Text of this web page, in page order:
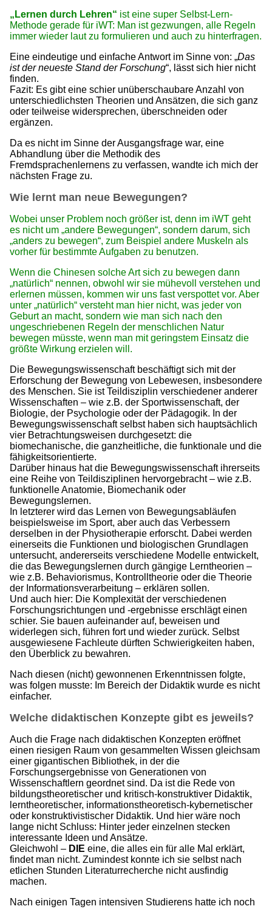
„Lernen durch Lehren“ ist eine super Selbst-Lern-
Methode gerade für iWT: Man ist gezwungen, alle Regeln
immer wieder laut zu formulieren und auch zu hinterfragen.
Eine eindeutige und einfache Antwort im Sinne von: „Das
ist der neueste Stand der Forschung“, lässt sich hier nicht
finden.
Fazit: Es gibt eine schier unüberschaubare Anzahl von
unterschiedlichsten Theorien und Ansätzen, die sich ganz
oder teilweise widersprechen, überschneiden oder
ergänzen.
Da es nicht im Sinne der Ausgangsfrage war, eine
Abhandlung über die Methodik des
Fremdsprachenlernens zu verfassen, wandte ich mich der
nächsten Frage zu.
Wie lernt man neue Bewegungen?
Wobei unser Problem noch größer ist, denn im iWT geht
es nicht um „andere Bewegungen“, sondern darum, sich
„anders zu bewegen“, zum Beispiel andere Muskeln als
vorher für bestimmte Aufgaben zu benutzen.
Wenn die Chinesen solche Art sich zu bewegen dann
„natürlich“ nennen, obwohl wir sie mühevoll verstehen und
erlernen müssen, kommen wir uns fast verspottet vor. Aber
unter „natürlich“ versteht man hier nicht, was jeder von
Geburt an macht, sondern wie man sich nach den
ungeschriebenen Regeln der menschlichen Natur
bewegen müsste, wenn man mit geringstem Einsatz die
größte Wirkung erzielen will.
Die Bewegungswissenschaft beschäftigt sich mit der
Erforschung der Bewegung von Lebewesen, insbesondere
des Menschen. Sie ist Teildisziplin verschiedener anderer
Wissenschaften – wie z.B. der Sportwissenschaft, der
Biologie, der Psychologie oder der Pädagogik. In der
Bewegungswissenschaft selbst haben sich hauptsächlich
vier Betrachtungsweisen durchgesetzt: die
biomechanische, die ganzheitliche, die funktionale und die
fähigkeitsorientierte.
Darüber hinaus hat die Bewegungswissenschaft ihrerseits
eine Reihe von Teildisziplinen hervorgebracht – wie z.B.
funktionelle Anatomie, Biomechanik oder
Bewegungslernen.
In letzterer wird das Lernen von Bewegungsabläufen
beispielsweise im Sport, aber auch das Verbessern
derselben in der Physiotherapie erforscht. Dabei werden
einerseits die Funktionen und biologischen Grundlagen
untersucht, andererseits verschiedene Modelle entwickelt,
die das Bewegungslernen durch gängige Lerntheorien –
wie z.B. Behaviorismus, Kontrolltheorie oder die Theorie
der Informationsverarbeitung – erklären sollen.
Und auch hier: Die Komplexität der verschiedenen
Forschungsrichtungen und -ergebnisse erschlägt einen
schier. Sie bauen aufeinander auf, beweisen und
widerlegen sich, führen fort und wieder zurück. Selbst
ausgewiesene Fachleute dürften Schwierigkeiten haben,
den Überblick zu bewahren.
Nach diesen (nicht) gewonnenen Erkenntnissen folgte,
was folgen musste: Im Bereich der Didaktik wurde es nicht
einfacher.
Welche didaktischen Konzepte gibt es jeweils?
Auch die Frage nach didaktischen Konzepten eröffnet
einen riesigen Raum von gesammelten Wissen gleichsam
einer gigantischen Bibliothek, in der die
Forschungsergebnisse von Generationen von
Wissenschaftlern geordnet sind. Da ist die Rede von
bildungstheoretischer und kritisch-konstruktiver Didaktik,
lerntheoretischer, informationstheoretisch-kybernetischer
oder konstruktivistischer Didaktik. Und hier wäre noch
lange nicht Schluss: Hinter jeder einzelnen stecken
interessante Ideen und Ansätze.
Gleichwohl – DIE eine, die alles ein für alle Mal erklärt,
findet man nicht. Zumindest konnte ich sie selbst nach
etlichen Stunden Literaturrecherche nicht ausfindig
machen.
Nach einigen Tagen intensiven Studierens hatte ich noch